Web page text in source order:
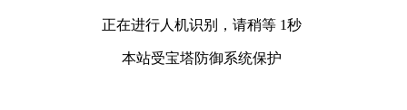
正在进行人机识别，请稍等 1秒
本站受宝塔防御系统保护